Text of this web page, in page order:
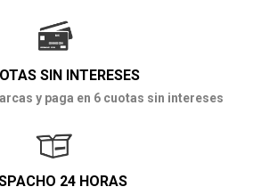
SIN INTERESES
y paga en 6 cuotas sin intereses
24 HORAS